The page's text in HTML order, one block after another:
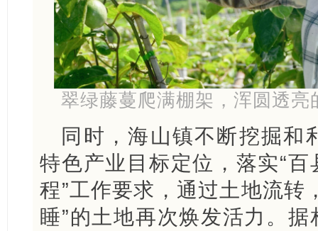
翠绿藤蔓爬满棚架，浑圆透亮
同时，海山镇不断挖掘和
特色产业目标定位，落实“
程”工作要求，通过土地流转
睡”的土地再次焕发活力。